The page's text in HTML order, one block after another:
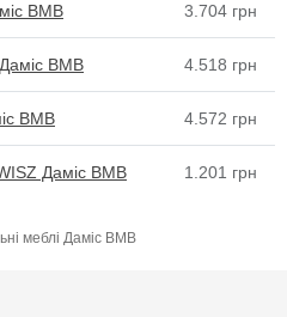
ВМВ 3.704 грн
ВМВ 4.518 грн
ВМВ 4.572 грн
Даміс ВМВ 1.201 грн
меблі Даміс ВМВ